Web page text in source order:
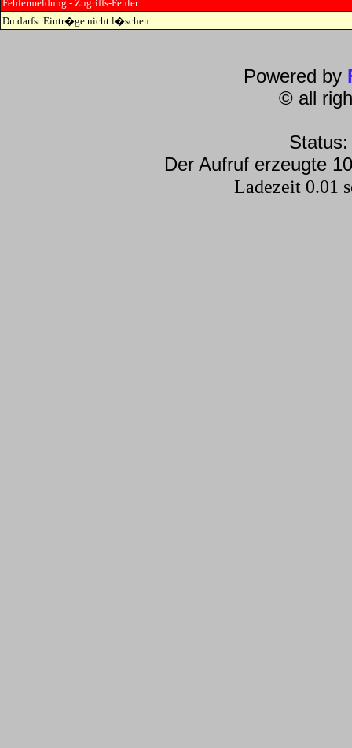
Fehlermeldung - Zugriffs-Fehler
Du darfst Eintr�ge nicht l�schen.
Powered by
© all
Der Aufruf erzeugte
Ladezeit 0.01